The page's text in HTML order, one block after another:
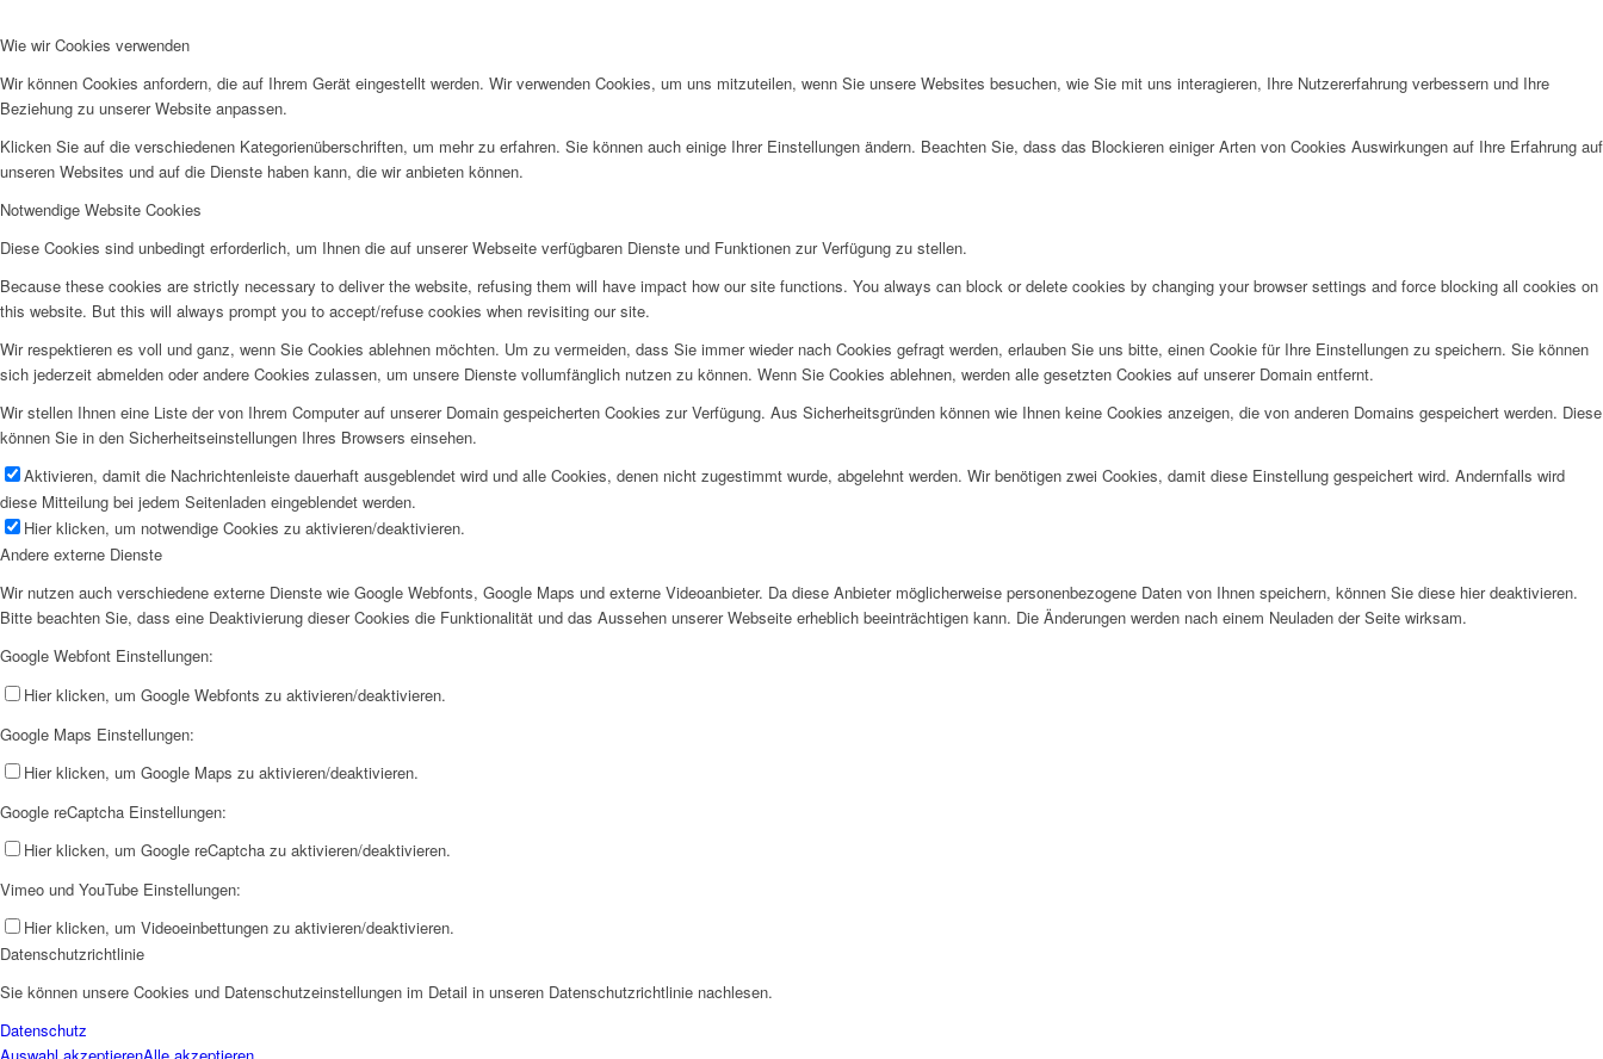
Wie wir Cookies verwenden
Wir können Cookies anfordern, die auf Ihrem Gerät eingestellt werden. Wir verwenden Cookies, um uns mitzuteilen, wenn Sie unsere Websites besuchen, wie Sie mit uns interagieren, Ihre Nutzererfahrung verbessern und Ihre
Beziehung zu unserer Website anpassen.
Klicken Sie auf die verschiedenen Kategorienüberschriften, um mehr zu erfahren. Sie können auch einige Ihrer Einstellungen ändern. Beachten Sie, dass das Blockieren einiger Arten von Cookies Auswirkungen auf Ihre Erfahrung auf
unseren Websites und auf die Dienste haben kann, die wir anbieten können.
Notwendige Website Cookies
Diese Cookies sind unbedingt erforderlich, um Ihnen die auf unserer Webseite verfügbaren Dienste und Funktionen zur Verfügung zu stellen.
Because these cookies are strictly necessary to deliver the website, refusing them will have impact how our site functions. You always can block or delete cookies by changing your browser settings and force blocking all cookies on
this website. But this will always prompt you to accept/refuse cookies when revisiting our site.
Wir respektieren es voll und ganz, wenn Sie Cookies ablehnen möchten. Um zu vermeiden, dass Sie immer wieder nach Cookies gefragt werden, erlauben Sie uns bitte, einen Cookie für Ihre Einstellungen zu speichern. Sie können
sich jederzeit abmelden oder andere Cookies zulassen, um unsere Dienste vollumfänglich nutzen zu können. Wenn Sie Cookies ablehnen, werden alle gesetzten Cookies auf unserer Domain entfernt.
Wir stellen Ihnen eine Liste der von Ihrem Computer auf unserer Domain gespeicherten Cookies zur Verfügung. Aus Sicherheitsgründen können wie Ihnen keine Cookies anzeigen, die von anderen Domains gespeichert werden. Diese
können Sie in den Sicherheitseinstellungen Ihres Browsers einsehen.
Aktivieren, damit die Nachrichtenleiste dauerhaft ausgeblendet wird und alle Cookies, denen nicht zugestimmt wurde, abgelehnt werden. Wir benötigen zwei Cookies, damit diese Einstellung gespeichert wird. Andernfalls wird
diese Mitteilung bei jedem Seitenladen eingeblendet werden.
Hier klicken, um notwendige Cookies zu aktivieren/deaktivieren.
Andere externe Dienste
Wir nutzen auch verschiedene externe Dienste wie Google Webfonts, Google Maps und externe Videoanbieter. Da diese Anbieter möglicherweise personenbezogene Daten von Ihnen speichern, können Sie diese hier deaktivieren.
Bitte beachten Sie, dass eine Deaktivierung dieser Cookies die Funktionalität und das Aussehen unserer Webseite erheblich beeinträchtigen kann. Die Änderungen werden nach einem Neuladen der Seite wirksam.
Google Webfont Einstellungen:
Hier klicken, um Google Webfonts zu aktivieren/deaktivieren.
Google Maps Einstellungen:
Hier klicken, um Google Maps zu aktivieren/deaktivieren.
Google reCaptcha Einstellungen:
Hier klicken, um Google reCaptcha zu aktivieren/deaktivieren.
Vimeo und YouTube Einstellungen:
Hier klicken, um Videoeinbettungen zu aktivieren/deaktivieren.
Datenschutzrichtlinie
Sie können unsere Cookies und Datenschutzeinstellungen im Detail in unseren Datenschutzrichtlinie nachlesen.
Datenschutz